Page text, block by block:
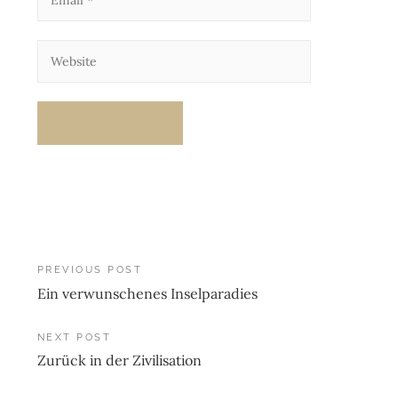
Post
navigation
PREVIOUS POST
Ein verwunschenes Inselparadies
NEXT POST
Zurück in der Zivilisation